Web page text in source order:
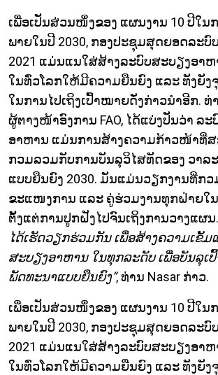
ເພື່ອເປັນສ່ວນໜຶ່ງຂອງ ແຜນງານ 10 ປີໃນ
ພາຍໃນປີ 2030, ກອງປະຊຸມສຸດຍອດລະບົ
2021 ແມ່ນແນໃສ່ສ້າງລະບົບສະບຽງອາ
ໃນທົ່ວໂລກໃຫ້ມີຄວາມຍືນຍົງ ແລະ ທັງຍັງ
ໃນການໄປເຖິງເປົ້າໝາຍດັ່ງກ່າວນຳອີກ. ທ່າ
ຜູ້ຕາງໜ້າອົງການ FAO, ໄດ້ແບ່ງປັນວ່າ ລະ
ອາຫານ ແມ່ນການສ້າງຄວາມກ້າວໜ້າທີ່ສ
ກວມລວມກັບການບັນລຸວິໄສທັດຂອງ ວາລ
ແບບຍືນຍົງ 2030. ມັນແມ່ນວຽກງານທີ່ກວ
ຂະແໜງການ ແລະ ຄູ່ຮ່ວມງານທຸກຝ່າຍໃ
ຕັ້ງແຕ່ການປູກຝັງໄປຈົນເຖິງການວາງແຜນ.
ໄດ້ເຮັດວຽກຮ່ວມກັນ ເພື່ອສ້າງຄວາມເຂັ້
ສະບຽງອາຫານ ໃນທຸກລະດັບ ເພື່ອບັນລຸເ
ພັດທະນາແບບຍືນຍົງ”, ທ່ານ Nasar ກ່າວ.
ເພື່ອເປັນສ່ວນໜຶ່ງຂອງ ແຜນງານ 10 ປີໃນ
ພາຍໃນປີ 2030, ກອງປະຊຸມສຸດຍອດລະບົ
2021 ແມ່ນແນໃສ່ສ້າງລະບົບສະບຽງອາ
ໃນທົ່ວໂລກໃຫ້ມີຄວາມຍືນຍົງ ແລະ ທັງຍັງ